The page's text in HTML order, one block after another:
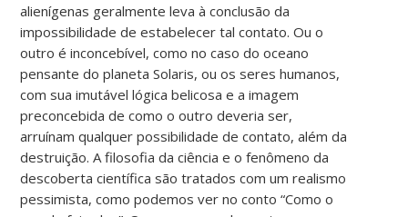
alienígenas geralmente leva à conclusão da
impossibilidade de estabelecer tal contato. Ou o
outro é inconcebível, como no caso do oceano
pensante do planeta Solaris, ou os seres humanos,
com sua imutável lógica belicosa e a imagem
preconcebida de como o outro deveria ser,
arruínam qualquer possibilidade de contato, além da
destruição. A filosofia da ciência e o fenômeno da
descoberta científica são tratados com um realismo
pessimista, como podemos ver no conto “Como o